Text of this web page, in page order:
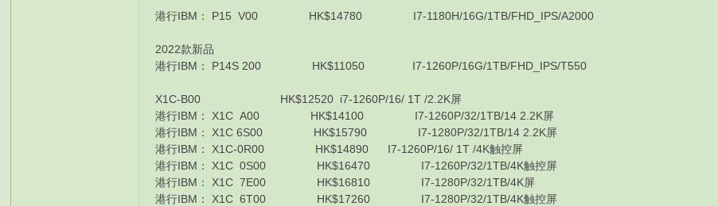
港行IBM： P15 V00 HK$14780 I7-1180H/16G/1TB/FHD_IPS/A2000
2022款新品
港行IBM： P14S 200 HK$11050 I7-1260P/16G/1TB/FHD_IPS/T550
X1C-B00 HK$12520 i7-1260P/16/ 1T /2.2K屏
港行IBM： X1C A00 HK$14100 I7-1260P/32/1TB/14 2.2K屏
港行IBM： X1C 6S00 HK$15790 I7-1280P/32/1TB/14 2.2K屏
港行IBM： X1C-0R00 HK$14890 I7-1260P/16/ 1T /4K触控屏
港行IBM： X1C 0S00 HK$16470 I7-1260P/32/1TB/4K触控屏
港行IBM： X1C 7E00 HK$16810 I7-1280P/32/1TB/4K屏
港行IBM： X1C 6T00 HK$17260 I7-1280P/32/1TB/4K触控屏